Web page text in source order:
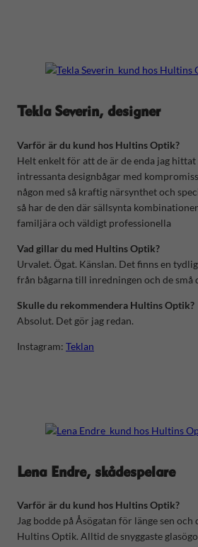
Tekla Severin, designer
Varför är du kund hos Hultins Optik?
Helt enkelt för att de är de enda jag
intressanta designbågar med
någon med så kraftig närsynthet och
så har de den där sällsynta
familjära och väldigt professionella
Vad gillar du med Hultins Optik?
Urvalet. Ögat. Känslan. Det finns en
från bågarna till inredningen och de små
Skulle du rekommendera Hultins Optik?
Absolut. Det gör jag redan.
Instagram: Teklan
Lena Endre, skådespelare
Varför är du kund hos Hultins Optik?
Jag bodde på Åsögatan för länge sen
Hultins Optik. Alltid de snyggaste